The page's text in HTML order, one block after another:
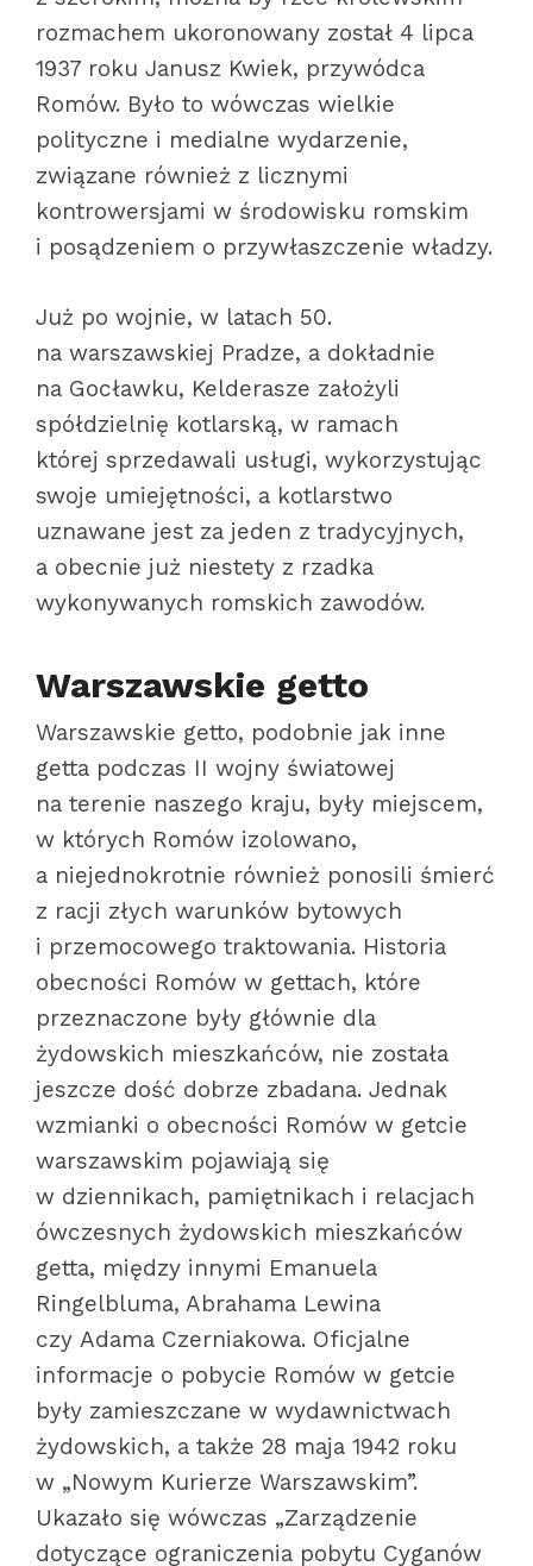
rozmachem ukoronowany został 4 lipca
1937 roku Janusz Kwiek, przywódca
Romów. Było to wówczas wielkie
polityczne i medialne wydarzenie,
związane również z licznymi
kontrowersjami w środowisku romskim
i posądzeniem o przywłaszczenie władzy.
Już po wojnie, w latach 50.
na warszawskiej Pradze, a dokładnie
na Gocławku, Kelderasze założyli
spółdzielnię kotlarską, w ramach
której sprzedawali usługi, wykorzystując
swoje umiejętności, a kotlarstwo
uznawane jest za jeden z tradycyjnych,
a obecnie już niestety z rzadka
wykonywanych romskich zawodów.
Warszawskie getto
Warszawskie getto, podobnie jak inne
getta podczas II wojny światowej
na terenie naszego kraju, były miejscem,
w których Romów izolowano,
a niejednokrotnie również ponosili śmierć
z racji złych warunków bytowych
i przemocowego traktowania. Historia
obecności Romów w gettach, które
przeznaczone były głównie dla
żydowskich mieszkańców, nie została
jeszcze dość dobrze zbadana. Jednak
wzmianki o obecności Romów w getcie
warszawskim pojawiają się
w dziennikach, pamiętnikach i relacjach
ówczesnych żydowskich mieszkańców
getta, między innymi Emanuela
Ringelbluma, Abrahama Lewina
czy Adama Czerniakowa. Oficjalne
informacje o pobycie Romów w getcie
były zamieszczane w wydawnictwach
żydowskich, a także 28 maja 1942 roku
w „Nowym Kurierze Warszawskim”.
Ukazało się wówczas „Zarządzenie
dotyczące ograniczenia pobytu Cyganów